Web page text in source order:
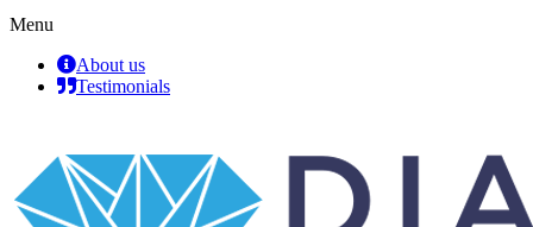
Menu
About us
Testimonials